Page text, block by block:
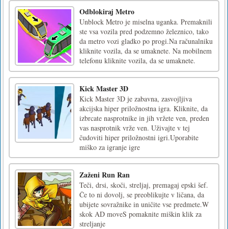
Odblokiraj Metro
Unblock Metro je miselna uganka. Premaknili
ste vsa vozila pred podzemno železnico, tako
da metro vozi gladko po progi.Na računalniku
kliknite vozila, da se umaknete. Na mobilnem
telefonu kliknite vozila, da se umaknete.
Kick Master 3D
Kick Master 3D je zabavna, zasvojljiva
akcijska hiper priložnostna igra. Kliknite, da
izbrcate nasprotnike in jih vržete ven, preden
vas nasprotnik vrže ven. Uživajte v tej
čudoviti hiper priložnostni igri.Uporabite
miško za igranje igre
Zaženi Run Ran
Teči, drsi, skoči, streljaj, premagaj epski šef.
Če to ni dovolj, se preoblikujte v ličana, da
ubijete sovražnike in uničite vse predmete.W
skok AD moveS pomaknite miškin klik za
streljanje